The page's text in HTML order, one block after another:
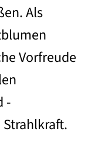
Als
Vorfreude
-